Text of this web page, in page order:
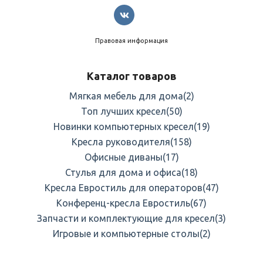
Правовая информация
Каталог товаров
Мягкая мебель для дома(2)
Топ лучших кресел(50)
Новинки компьютерных кресел(19)
Кресла руководителя(158)
Офисные диваны(17)
Стулья для дома и офиса(18)
Кресла Евростиль для операторов(47)
Конференц-кресла Евростиль(67)
Запчасти и комплектующие для кресел(3)
Игровые и компьютерные столы(2)